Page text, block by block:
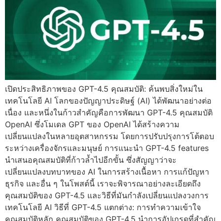
เปิดประสิทธิภาพของ GPT-4.5 คุณสมบัติ: ค้นพบสิ่งใหม่ใน
เทคโนโลยี AI โลกของปัญญาประดิษฐ์ (AI) ได้พัฒนาอย่างต่อ
เนื่อง และหนึ่งในก้าวสำคัญคือการพัฒนา GPT-4.5 คุณสมบัติ
OpenAI ซึ่งโมเดล GPT ของ OpenAI ได้สร้างความ
เปลี่ยนแปลงในหลายอุตสาหกรรม โดยการปรับปรุงการโต้ตอบ
ระหว่างเครื่องจักรและมนุษย์ การแนะนำ GPT-4.5 features
นำเสนอคุณสมบัติที่ก้าวล้ำไปอีกขั้น ซึ่งสัญญาว่าจะ
เปลี่ยนแปลงบทบาทของ AI ในการสร้างเนื้อหา การแก้ปัญหา
ธุรกิจ และอื่น ๆ ในโพสต์นี้ เราจะพิจารณาอย่างละเอียดถึง
คุณสมบัติของ GPT-4.5 และวิธีที่มันกำลังเปลี่ยนแปลงวงการ
เทคโนโลยี AI วิธีที่ GPT-4.5 แตกต่าง: การทำความเข้าใจ